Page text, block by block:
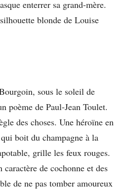
enterrer sa grand-mère.
blonde de Louise
sous le soleil de
poème de Paul-Jean Toulet.
des choses. Une héroïne en
boit du champagne à la
grille les feux rouges.
de cochonne et des
de ne pas tomber amoureux